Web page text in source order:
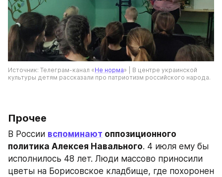
Источник: Телеграм-канал «Не норма» | В центре украинской
культуры детям рассказали про патриотизм российского народа.
Прочее
В России вспоминают оппозиционного
политика Алексея Навального. 4 июля ему бы
исполнилось 48 лет. Люди массово приносили
цветы на Борисовское кладбище, где похоронен